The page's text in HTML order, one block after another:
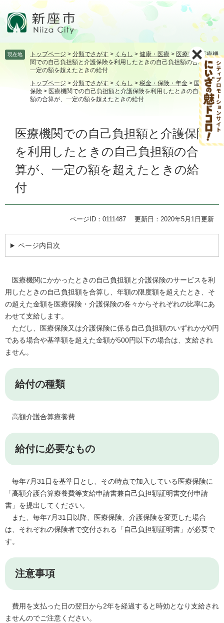
頭飛 現在地 トップページ > 分類でさがす > くらし > 健康・医療 > 医療費>医療機
関での自己負担額と介護保険を利用したときの自己負担額の合算が、
一定の額を超えたときの給付
トップページ > 分類でさがす > くらし > 税金・保険・年金 > 国民健康
保険 > 医療機関での自己負担額と介護保険を利用したときの自己負担
額の合算が、一定の額を超えたときの給付
医療機関での自己負担額と介護保険
を利用したときの自己負担額の合
算が、一定の額を超えたときの給
付
ページID：0111487 更新日：2020年5月1日更新
ページ内目次
医療機関にかかったときの自己負担額と介護保険のサービスを利
用したときの自己負担額を合算し、年額の限度額を超えたとき、そ
の超えた金額を医療保険・介護保険の各々からそれぞれの比率にあ
わせて支給します。
ただし、医療保険又は介護保険に係る自己負担額のいずれかが0円
である場合や基準額を超えた金額が500円以下の場合は、支給され
ません。
給付の種類
高額介護合算療養費
給付に必要なもの
毎年7月31日を基準日とし、その時点で加入している医療保険に
「高額介護合算療養費等支給申請書兼自己負担額証明書交付申請
書」を提出してください。
また、毎年7月31日以降、医療保険、介護保険を変更した場合
は、それぞれの保険者で交付される「自己負担額証明書」が必要で
す。
注意事項
費用を支払った日の翌日から2年を経過すると時効となり支給され
ませんのでご注意ください。